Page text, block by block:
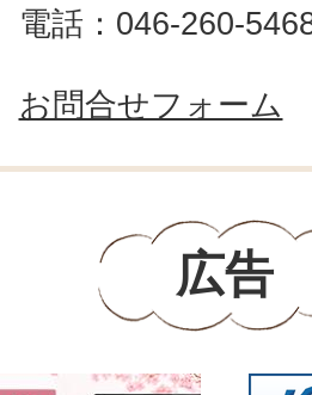
電話：046-260-
お問合せフォーム
広告